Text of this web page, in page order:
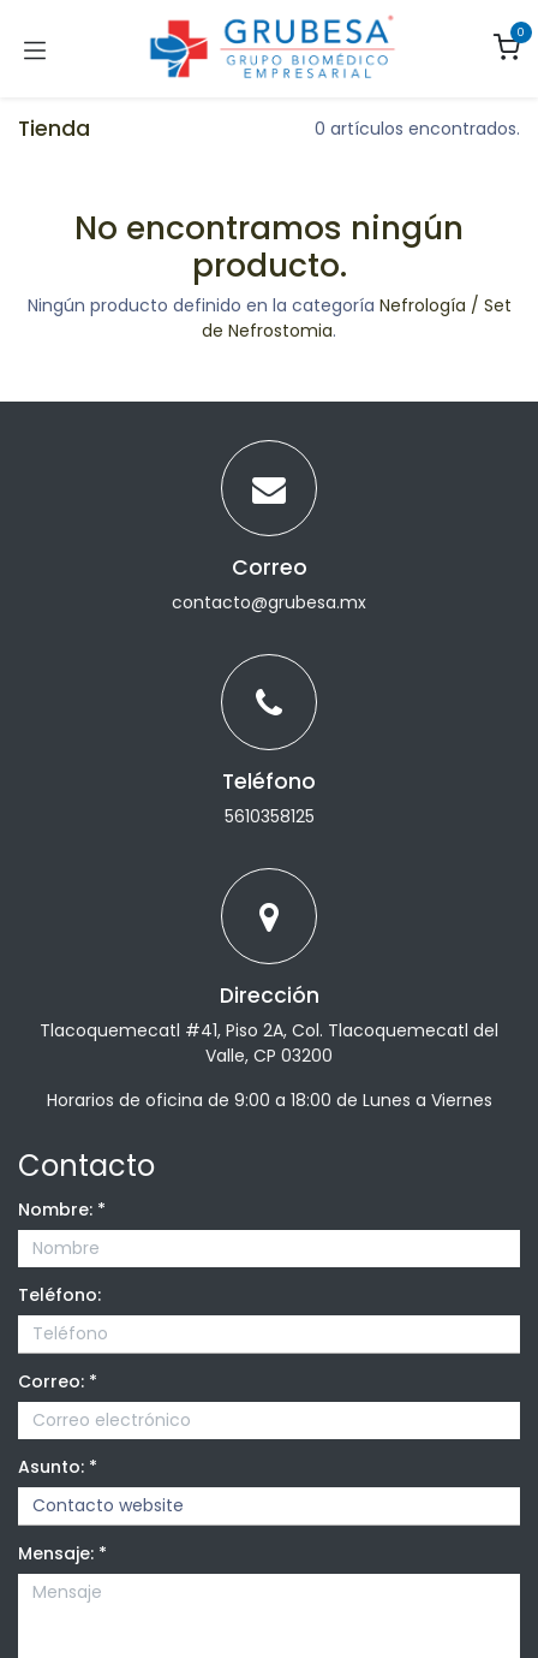
0
Tienda 0 artículos encontrados.
No encontramos ningún
producto.
Ningún producto definido en la categoría Nefrología / Set
de Nefrostomia.
Correo
contacto@grubesa.mx
Teléfono
5610358125
Dirección
Tlacoquemecatl #41, Piso 2A, Col. Tlacoquemecatl del
Valle, CP 03200
Horarios de oficina de 9:00 a 18:00 de Lunes a Viernes
Contacto
Nombre: *
Teléfono:
Correo: *
Asunto: *
Mensaje: *